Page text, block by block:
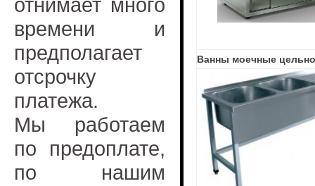
времени и
предполагает
отсрочку
платежа.
Мы работаем
по предоплате,
по нашим
Ванны моечные